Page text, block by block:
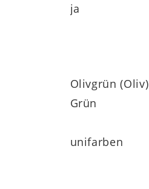
ja
Olivgrün (Oliv)
Grün
unifarben